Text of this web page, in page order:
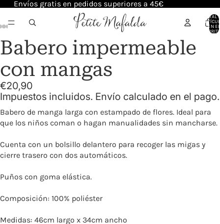
Envíos gratis en pedidos superiores a 45€
TOTAL
EN EL
Babero impermeable
con mangas
€20,90
Impuestos incluidos. Envío calculado en el pago.
Babero de manga larga con estampado de flores. Ideal para
que los niños coman o hagan manualidades sin mancharse.
Cuenta con un bolsillo delantero para recoger las migas y
cierre trasero con dos automáticos.
Puños con goma elástica.
Composición: 100% poliéster
Medidas: 46cm largo x 34cm ancho